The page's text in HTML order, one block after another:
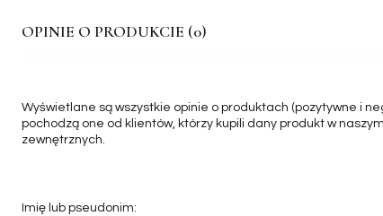
OPINIE O PRODUKCIE (0)
Wyświetlane są wszystkie opinie o produktach (pozytywne i
pochodzą one od klientów, którzy kupili dany produkt w
zewnętrznych.
Imię lub pseudonim: